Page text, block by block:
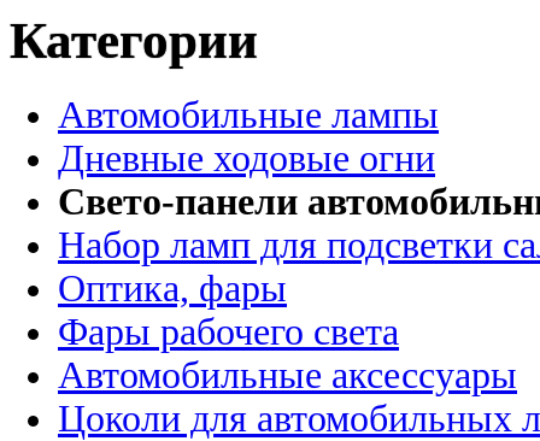
Категории
Автомобильные лампы
Дневные ходовые огни
Свето-панели
Набор ламп для подсветки
Оптика, фары
Фары рабочего света
Автомобильные аксессуары
Цоколи для автомобильных